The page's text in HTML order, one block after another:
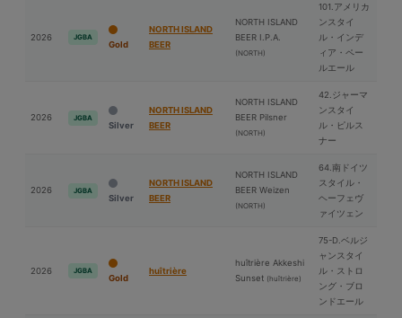
2026 JGBA
Gold
NORTH ISLAND
BEER
NORTH ISLAND
BEER I.P.A.
(NORTH)
101.アメリカ
ンスタイ
ル・インデ
ィア・ペー
ルエール
2026 JGBA
Silver
NORTH ISLAND
BEER
NORTH ISLAND
BEER Pilsner
(NORTH)
42.ジャーマ
ンスタイ
ル・ピルス
ナー
2026 JGBA
Silver
NORTH ISLAND
BEER
NORTH ISLAND
BEER Weizen
(NORTH)
64.南ドイツ
スタイル・
ヘーフェヴ
ァイツェン
2026 JGBA
Gold
huîtrière
huîtrière Akkeshi
Sunset (huîtrière)
75-D.ベルジ
ャンスタイ
ル・ストロ
ング・ブロ
ンドエール